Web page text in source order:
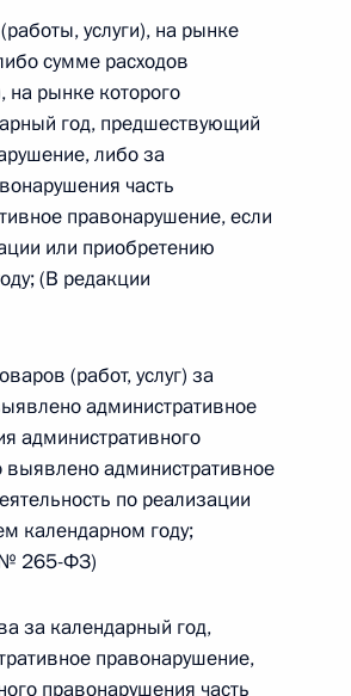
правонарушениях
защите прав потребителей»
об административных
и Правительством
металлами,
услуги), на рынке
сумме расходов
на рынке которого
год, предшествующий
либо за
часть
правонарушение, если
или приобретению
(В редакции
(работ, услуг) за
административное
административного
выявлено административное
по реализации
календарном году;
№ 265-ФЗ)
за календарный год,
правонарушение,
правонарушения часть